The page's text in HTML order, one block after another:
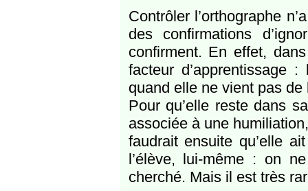
Contrôler l’orthographe
des confirmations
confirment. En effet,
facteur d’apprentissage
quand elle ne vient pas de
Pour qu’elle reste dans
associée à une
faudrait ensuite qu’elle
l’élève, lui-même : on
cherché. Mais il est très